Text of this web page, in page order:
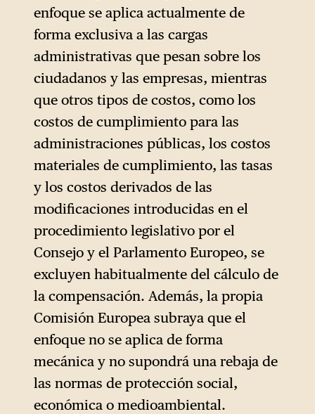
enfoque se aplica actualmente de
forma exclusiva a las cargas
administrativas que pesan sobre los
ciudadanos y las empresas, mientras
que otros tipos de costos, como los
costos de cumplimiento para las
administraciones públicas, los costos
materiales de cumplimiento, las tasas
y los costos derivados de las
modificaciones introducidas en el
procedimiento legislativo por el
Consejo y el Parlamento Europeo, se
excluyen habitualmente del cálculo de
la compensación. Además, la propia
Comisión Europea subraya que el
enfoque no se aplica de forma
mecánica y no supondrá una rebaja de
las normas de protección social,
económica o medioambiental.